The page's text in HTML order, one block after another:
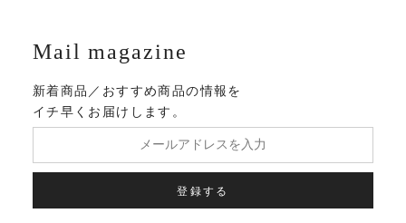
Mail magazine
新着商品／おすすめ商品の情報を
イチ早くお届けします。
登録する